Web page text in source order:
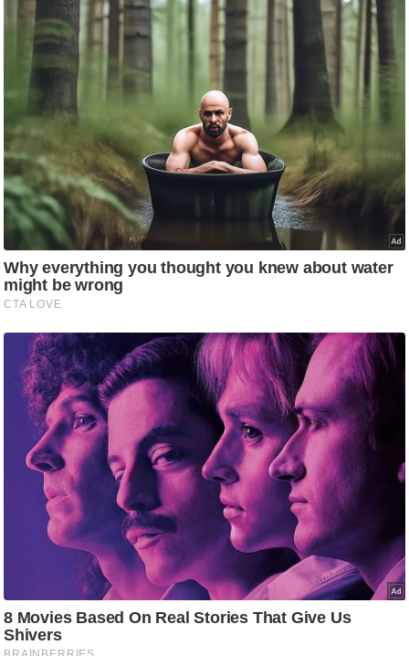
मी
क्षा
e
a
k
i
n
g
N
e
ला
इ
फ
स्टा
इ
जी
ब्यू
टी